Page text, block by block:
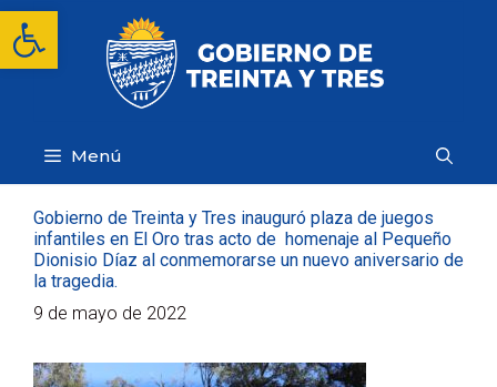
Abrir barra de herramientas
Saltar
contenido
Menú
Gobierno de Treinta y Tres inauguró plaza de juegos
infantiles en El Oro tras acto de homenaje al Pequeño
Dionisio Díaz al conmemorarse un nuevo aniversario de
la tragedia.
9 de mayo de 2022